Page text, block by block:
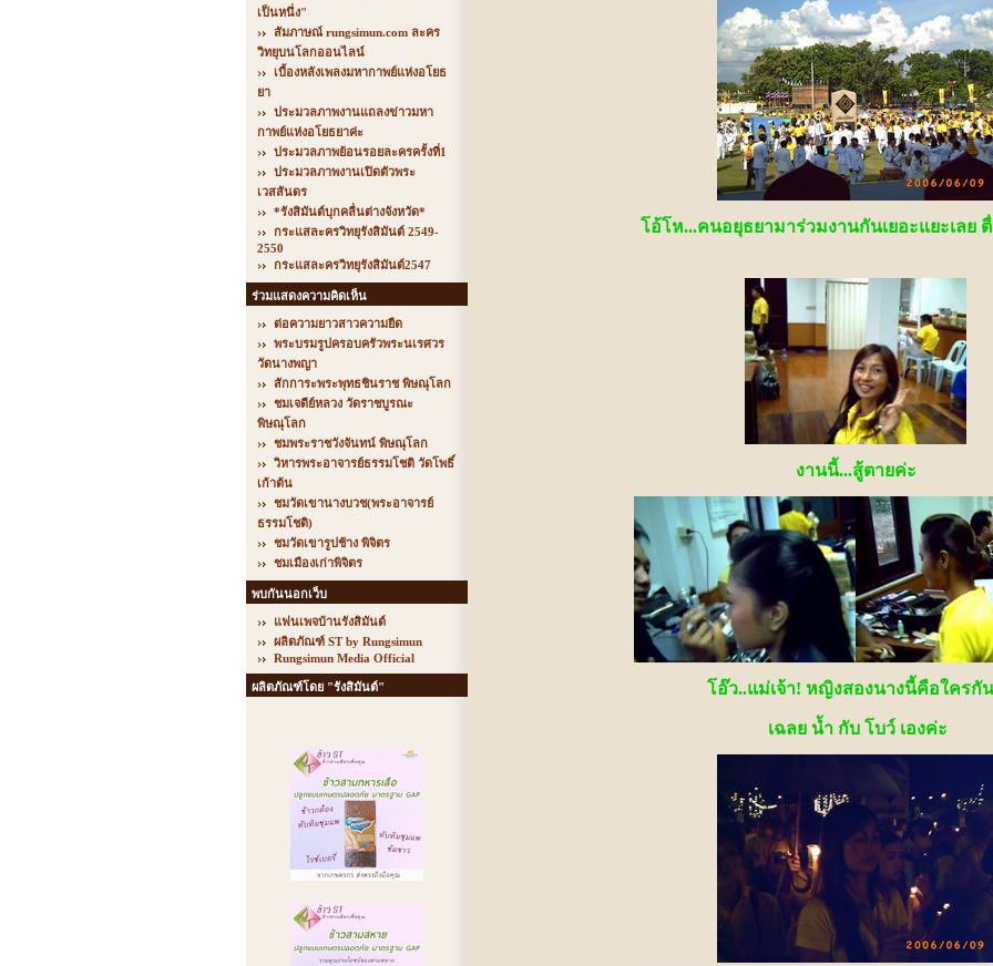
เป็นหนึ่ง"
สัมภาษณ์ rungsimun.com ละคร
วิทยุบนโลกออนไลน์
เบื้องหลังเพลงมหากาพย์แห่งอโยธ
ยา
ประมวลภาพงานแถลงข่าวมหา
กาพย์แห่งอโยธยาค่ะ
ประมวลภาพย้อนรอยละครครั้งที่1
ประมวลภาพงานเปิดตัวพระ
เวสสันดร
*รังสิมันต์บุกคลื่นต่างจังหวัด*
กระแสละครวิทยุรังสิมันต์ 2549-
2550
กระแสละครวิทยุรังสิมันต์2547
ร่วมแสดงความคิดเห็น
ต่อความยาวสาวความยืด
พระบรมรูปครอบครัวพระนเรศวร
วัดนางพญา
สักการะพระพุทธชินราช พิษณุโลก
ชมเจดีย์หลวง วัดราชบูรณะ
พิษณุโลก
ชมพระราชวังจันทน์ พิษณุโลก
วิหารพระอาจารย์ธรรมโชติ วัดโพธิ์
เก้าต้น
ชมวัดเขานางบวช(พระอาจารย์
ธรรมโชติ)
ชมวัดเขารูปช้าง พิจิตร
ชมเมืองเก่าพิจิตร
พบกันนอกเว็บ
แฟนเพจบ้านรังสิมันต์
ผลิตภัณฑ์ ST by Rungsimun
Rungsimun Media Official
ผลิตภัณฑ์โดย "รังสิมันต์"
โอ้โห...คนอยุธยามาร่วมงานกันเยอะแยะเลย
งานนี้...สู้ตายค่ะ
โอ๊ว..แม่เจ้า! หญิงสองนางนี้คือใครกั
เฉลย น้ำ กับ โบว์ เองค่ะ